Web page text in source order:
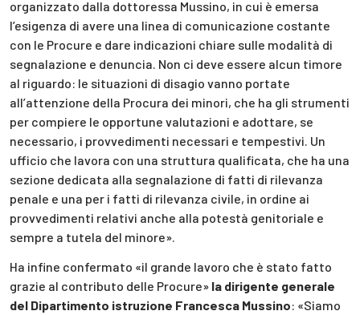
organizzato dalla dottoressa Mussino, in cui è emersa
l’esigenza di avere una linea di comunicazione costante
con le Procure e dare indicazioni chiare sulle modalità di
segnalazione e denuncia. Non ci deve essere alcun timore
al riguardo: le situazioni di disagio vanno portate
all’attenzione della Procura dei minori, che ha gli strumenti
per compiere le opportune valutazioni e adottare, se
necessario, i provvedimenti necessari e tempestivi. Un
ufficio che lavora con una struttura qualificata, che ha una
sezione dedicata alla segnalazione di fatti di rilevanza
penale e una per i fatti di rilevanza civile, in ordine ai
provvedimenti relativi anche alla potestà genitoriale e
sempre a tutela del minore».
Ha infine confermato «il grande lavoro che è stato fatto
grazie al contributo delle Procure» la dirigente generale
del Dipartimento istruzione Francesca Mussino: «Siamo